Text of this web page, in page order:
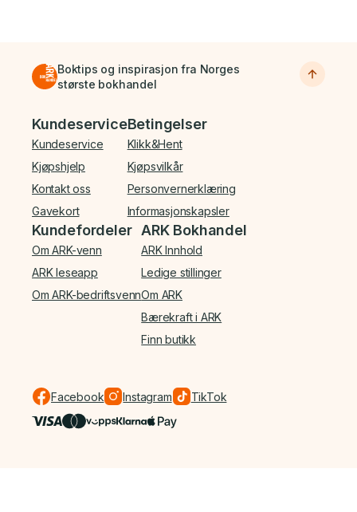
Boktips og inspirasjon fra Norges
største bokhandel
Bunnmeny
Kundeservice
Kundeservice
Kjøpshjelp
Kontakt oss
Gavekort
Betingelser
Klikk&Hent
Kjøpsvilkår
Personvernerklæring
Informasjonskapsler
Kundefordeler
Om ARK-venn
ARK leseapp
Om ARK-bedriftsvenn
ARK Bokhandel
ARK Innhold
Ledige stillinger
Om ARK
Bærekraft i ARK
Finn butikk
Facebook Instagram TikTok